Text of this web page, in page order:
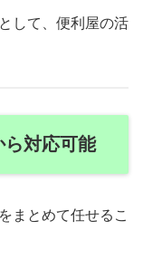
して、便利屋の活
ら対応可能
まとめて任せるこ